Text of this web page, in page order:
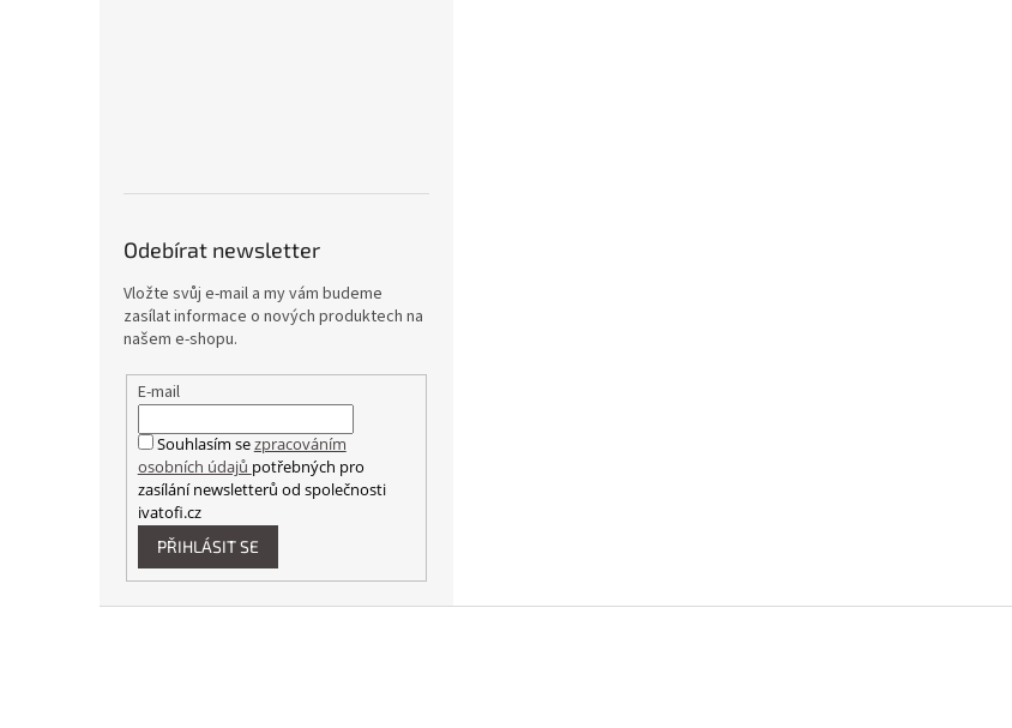
Odebírat newsletter
Vložte svůj e-mail a my vám budeme
zasílat informace o nových produktech na
našem e-shopu.
E-mail
Souhlasím sezpracováním
osobních údajů potřebných pro
zasílání newsletterů od společnosti
ivatofi.cz
PŘIHLÁSIT SE